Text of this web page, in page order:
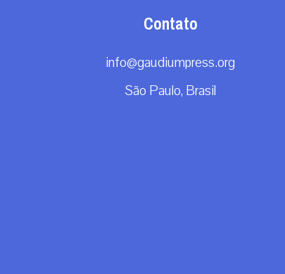
Contato
info@gaudiumpress.org
São Paulo, Brasil